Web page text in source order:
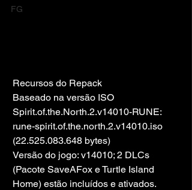
FG
Recursos do Repack
Baseado na versão ISO
Spirit.of.the.North.2.v14010-RUNE:
rune-spirit.of.the.north.2.v14010.iso
(22.525.083.648 bytes)
Versão do jogo: v14010; 2 DLCs
(Pacote SaveAFox e Turtle Island
Home) estão incluídos e ativados.